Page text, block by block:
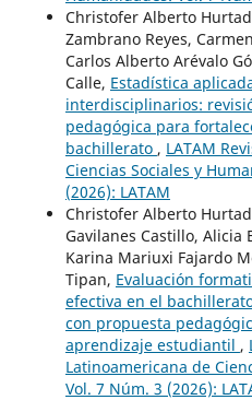
Christofer Alberto
Zambrano Reyes,
Carlos Alberto Arévalo
Calle, Estadística
interdisciplinarios:
pedagógica para
bachillerato , LATAM
Ciencias Sociales y
(2026): LATAM
Christofer Alberto
Gavilanes Castillo, Alicia
Karina Mariuxi Fajardo
Tipan, Evaluación
efectiva en el
con propuesta
aprendizaje estudiantil ,
Latinoamericana de
Vol. 7 Núm. 3 (2026):